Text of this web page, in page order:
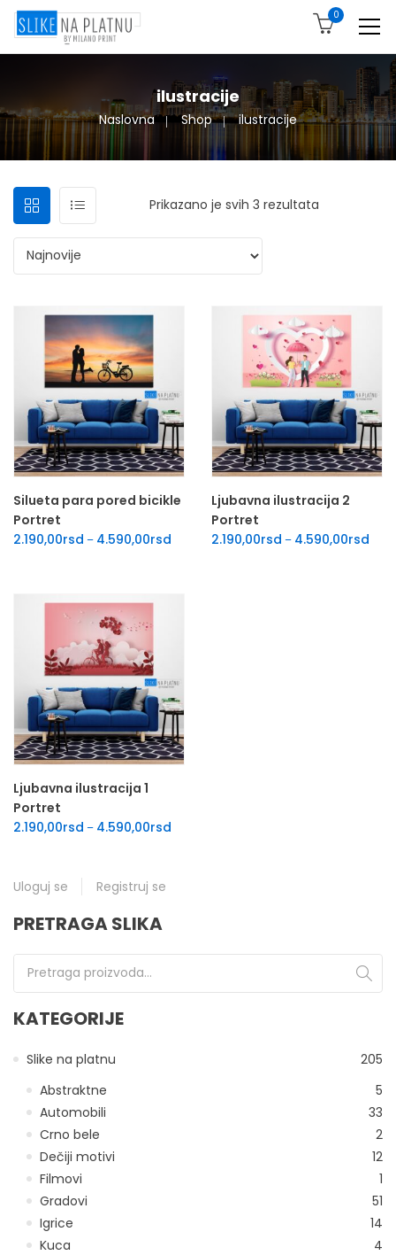
0
ilustracije
Naslovna Shop ilustracije
Prikazano je svih 3 rezultata
Silueta para pored bicikle
Portret
2.190,00rsd – 4.590,00rsd Raspon cena: od 2.190,00rsd do
Ljubavna ilustracija 2
Portret
2.190,00rsd – 4.590,00rsd
Ljubavna ilustracija 1
Portret
2.190,00rsd – 4.590,00rsd
Uloguj se Registruj se
PRETRAGA SLIKA
Pretraga za:
KATEGORIJE
Slike na platnu
205
Abstraktne
5
Automobili
33
Crno bele
2
Dečiji motivi
12
Filmovi
1
Gradovi
51
Igrice
14
Kuca
4